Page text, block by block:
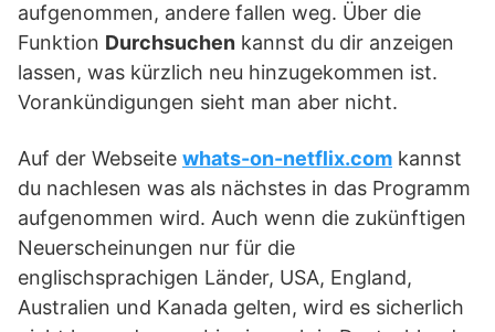
aufgenommen, andere fallen weg. Über die
Funktion Durchsuchen kannst du dir anzeigen
lassen, was kürzlich neu hinzugekommen ist.
Vorankündigungen sieht man aber nicht.
Auf der Webseite whats-on-netflix.com kannst
du nachlesen was als nächstes in das Programm
aufgenommen wird. Auch wenn die zukünftigen
Neuerscheinungen nur für die
englischsprachigen Länder, USA, England,
Australien und Kanada gelten, wird es sicherlich